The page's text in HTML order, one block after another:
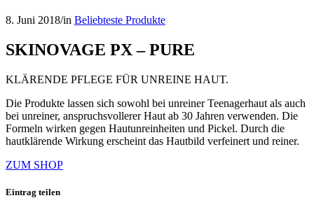
8. Juni 2018/in Beliebteste Produkte
SKINOVAGE PX – PURE
KLÄRENDE PFLEGE FÜR UNREINE HAUT.
Die Produkte lassen sich sowohl bei unreiner Teenagerhaut als auch
bei unreiner, anspruchsvollerer Haut ab 30 Jahren verwenden. Die
Formeln wirken gegen Hautunreinheiten und Pickel. Durch die
hautklärende Wirkung erscheint das Hautbild verfeinert und reiner.
ZUM SHOP
Eintrag teilen